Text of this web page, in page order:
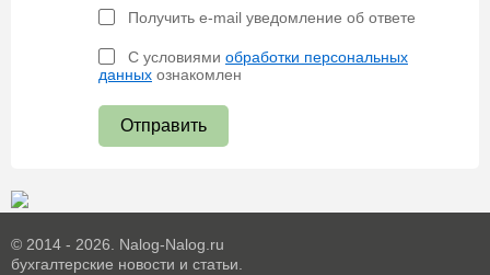
Получить e-mail уведомление об ответе
С условиями обработки персональных
данных ознакомлен
Отправить
© 2014 - 2026. Nalog-Nalog.ru
бухгалтерские новости и статьи.